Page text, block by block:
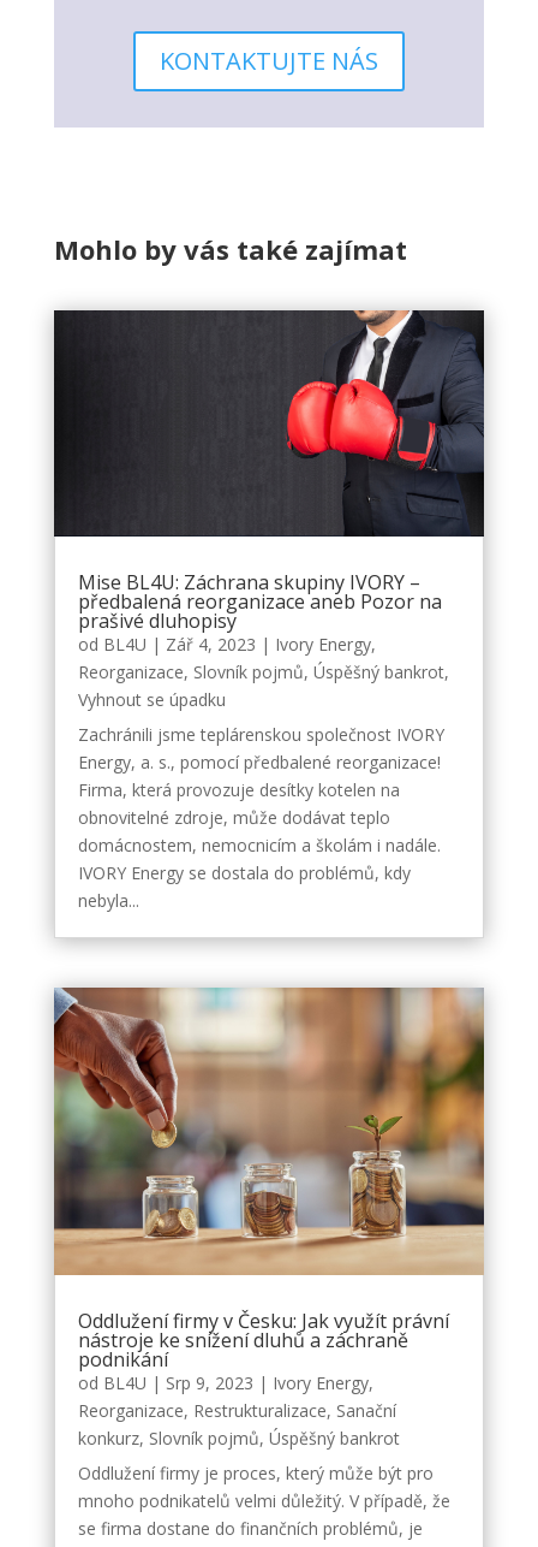
KONTAKTUJTE NÁS
Mohlo by vás také zajímat
Mise BL4U: Záchrana skupiny IVORY –
předbalená reorganizace aneb Pozor na
prašivé dluhopisy
od BL4U | Zář 4, 2023 | Ivory Energy,
Reorganizace, Slovník pojmů, Úspěšný bankrot,
Vyhnout se úpadku
Zachránili jsme teplárenskou společnost IVORY
Energy, a. s., pomocí předbalené reorganizace!
Firma, která provozuje desítky kotelen na
obnovitelné zdroje, může dodávat teplo
domácnostem, nemocnicím a školám i nadále.
IVORY Energy se dostala do problémů, kdy
nebyla...
Oddlužení firmy v Česku: Jak využít právní
nástroje ke snížení dluhů a záchraně
podnikání
od BL4U | Srp 9, 2023 | Ivory Energy,
Reorganizace, Restrukturalizace, Sanační
konkurz, Slovník pojmů, Úspěšný bankrot
Oddlužení firmy je proces, který může být pro
mnoho podnikatelů velmi důležitý. V případě, že
se firma dostane do finančních problémů, je